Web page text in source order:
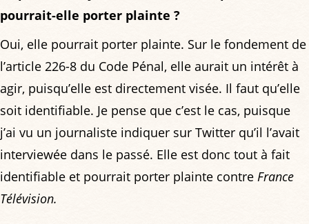
pourrait-elle porter plainte ?
Oui, elle pourrait porter plainte. Sur le fondement de
l’article 226-8 du Code Pénal, elle aurait un intérêt à
agir, puisqu’elle est directement visée. Il faut qu’elle
soit identifiable. Je pense que c’est le cas, puisque
j’ai vu un journaliste indiquer sur Twitter qu’il l’avait
interviewée dans le passé. Elle est donc tout à fait
identifiable et pourrait porter plainte contre France
Télévision.